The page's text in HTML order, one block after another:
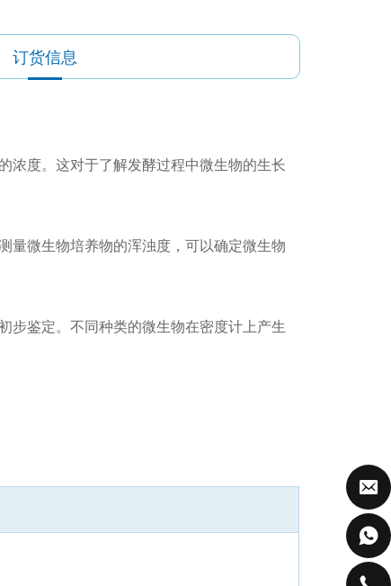
订货信息
浓度。这对于了解发酵过程中微生物的生长
量微生物培养物的浑浊度，可以确定微生物
步鉴定。不同种类的微生物在密度计上产生